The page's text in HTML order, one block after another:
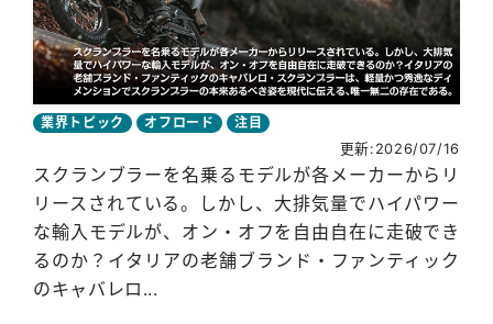
業界トピック オフロード
注目
更新:2026/07/16
スクランブラーを名乗るモデルが各メーカーからリ
リースされている。しかし、大排気量でハイパワー
な輸入モデルが、オン・オフを自由自在に走破でき
るのか？イタリアの老舗ブランド・ファンティック
のキャバレロ...